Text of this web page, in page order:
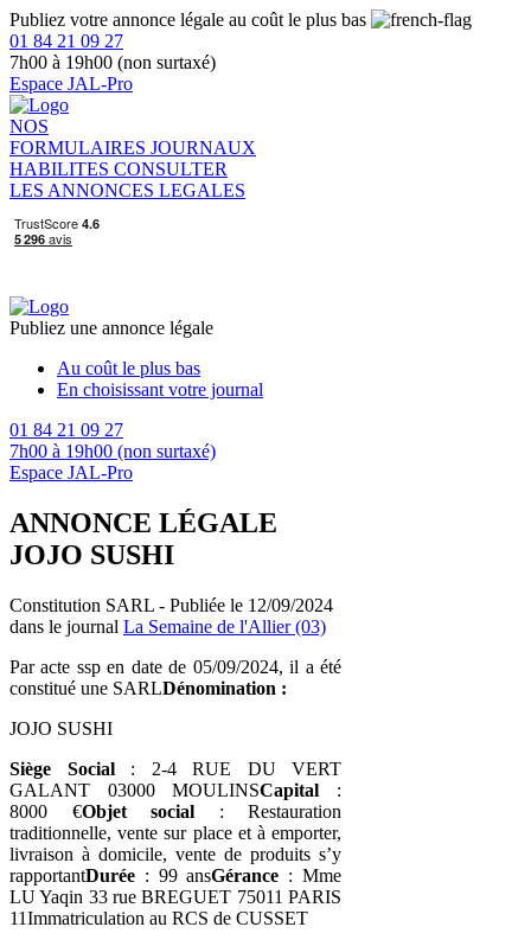
Publiez votre annonce légale au coût le plus bas
01 84 21 09 27
7h00 à 19h00 (non surtaxé)
Espace JAL-Pro
NOS
FORMULAIRES JOURNAUX
HABILITES CONSULTER
LES ANNONCES LEGALES
Publiez une annonce légale
Au coût le plus bas
En choisissant votre journal
01 84 21 09 27
7h00 à 19h00 (non surtaxé)
Espace JAL-Pro
ANNONCE LÉGALE
JOJO SUSHI
Constitution SARL - Publiée le 12/09/2024
dans le journal La Semaine de l'Allier (03)
Par acte ssp en date de 05/09/2024, il a été
constitué une SARLDénomination :
JOJO SUSHI
Siège Social: 2-4 RUE DU VERT
GALANT 03000 MOULINSCapital :
8000 €Objet social : Restauration
traditionnelle, vente sur place et à emporter,
livraison à domicile, vente de produits s’y
rapportantDurée : 99 ansGérance : Mme
LU Yaqin 33 rue BREGUET 75011 PARIS
11Immatriculation au RCS de CUSSET